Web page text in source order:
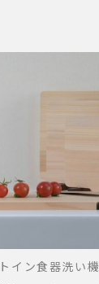
イン食器洗い機